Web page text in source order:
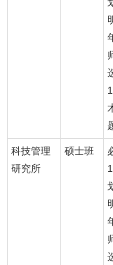
科技管理
研究所
硕士班